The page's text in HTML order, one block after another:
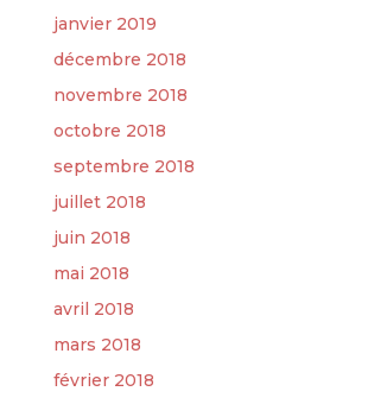
janvier 2019
décembre 2018
novembre 2018
octobre 2018
septembre 2018
juillet 2018
juin 2018
mai 2018
avril 2018
mars 2018
février 2018